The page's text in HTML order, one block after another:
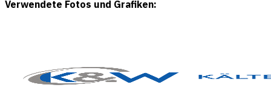
Verwendete Fotos und Grafiken: